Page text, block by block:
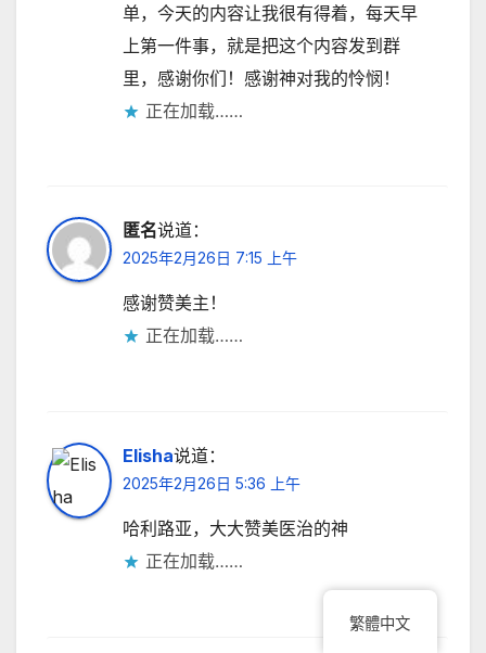
单，今天的内容让我很有得着，每天早
上第一件事，就是把这个内容发到群
里，感谢你们！感谢神对我的怜悯！
正在加载……
匿名说道：
2025年2月26日 7:15 上午
感谢赞美主！
正在加载……
Elisha说道：
2025年2月26日 5:36 上午
哈利路亚，大大赞美医治的神
正在加载……
繁體中文